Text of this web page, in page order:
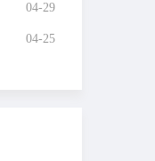
04-29
04-25